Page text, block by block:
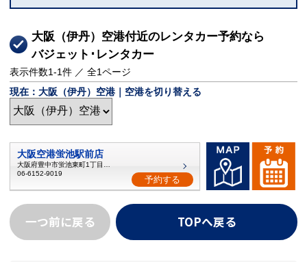
大阪（伊丹）空港付近のレンタカー予約なら
バジェット･レンタカー
表示件数1-1件 ／ 全1ページ
現在：大阪（伊丹）空港｜空港を切り替える
大阪空港蛍池駅前店
大阪府豊中市蛍池東町1丁目6-17
06-6152-9019
予約する
一つ前に戻る TOPへ戻る